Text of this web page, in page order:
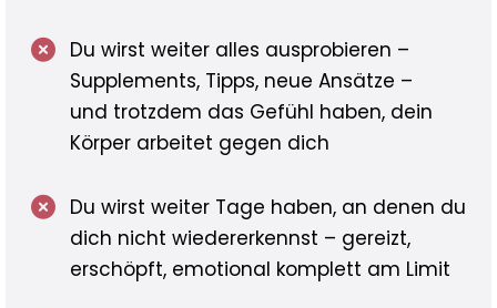
Du wirst weiter alles ausprobieren –
Supplements, Tipps, neue Ansätze –
und trotzdem das Gefühl haben, dein
Körper arbeitet gegen dich
Du wirst weiter Tage haben, an denen du
dich nicht wiedererkennst – gereizt,
erschöpft, emotional komplett am Limit